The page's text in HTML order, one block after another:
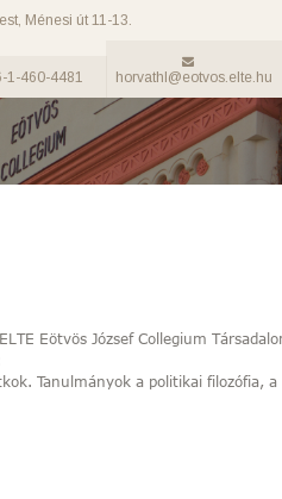
Ménesi út 11-13.
1-460-4481 horvathl@eotvos.elte.hu
Eötvös József Collegium
Tanulmányok a politikai filozófia,